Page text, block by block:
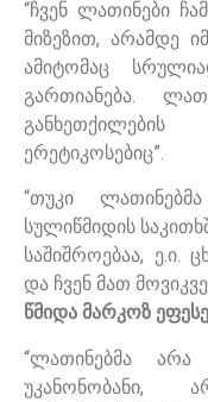
“ჩვენ ლათინები
მიზეზით, არამდე
ამიტომაც
გართიანება.
ერეტიკოსებიც”.
“თუკი
სულიწმიდის
საშიშროებაა, ე.ი.
და ჩვენ მათ
წმიდა მარკოზ
“ლათინებმა არა
უკანონობანი,